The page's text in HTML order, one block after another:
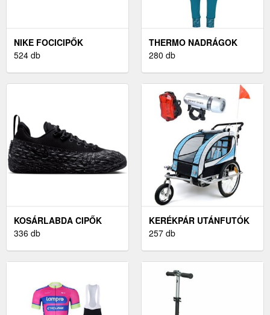
NIKE FOCICIPŐK
524 db
THERMO NADRÁGOK
280 db
KOSÁRLABDA CIPŐK
336 db
KERÉKPÁR UTÁNFUTÓK
257 db